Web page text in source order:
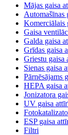
Mājas gaisa
Automašīnas
Komerciālais
Gaisa
Galda gaisa
Grīdas gaisa
Griestu gaisa
Sienas gaisa
Pārnēsājams
HEPA gaisa
Jonizatora
UV gaisa
ESP gaisa
Filtri